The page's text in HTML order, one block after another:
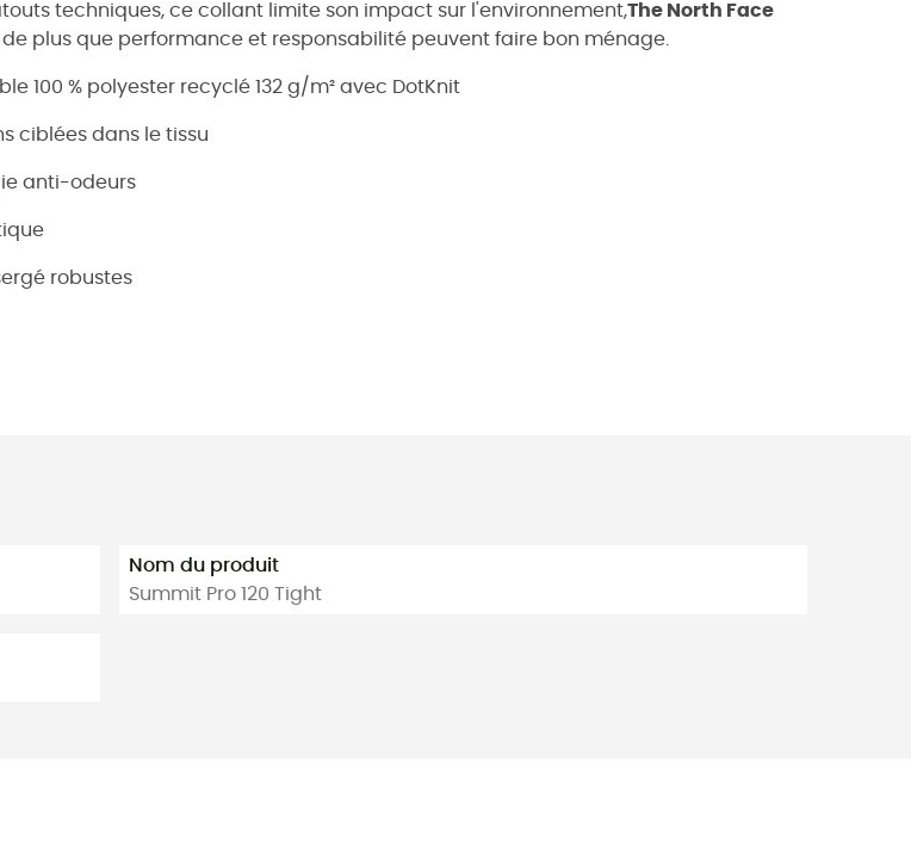
techniques, ce collant limite son impact sur l'environnement,The North Face
de plus que performance et responsabilité peuvent faire bon ménage.
100 % polyester recyclé 132 g/m² avec DotKnit
ciblées dans le tissu
anti-odeurs
robustes
Nom du produit
Summit Pro 120 Tight